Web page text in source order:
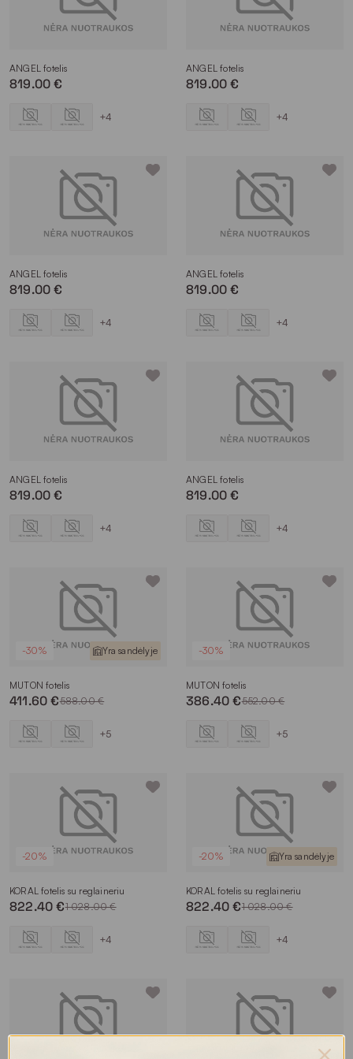
ANGEL fotelis
819.00 €
+4
ANGEL fotelis
819.00 €
+4
ANGEL fotelis
819.00 €
+4
ANGEL fotelis
819.00 €
+4
ANGEL fotelis
819.00 €
+4
ANGEL fotelis
819.00 €
+4
-30% Yra sandėlyje
MUTON fotelis
411.60 €588.00 €
+5
-30%
MUTON fotelis
386.40 €552.00 €
+5
-20%
KORAL fotelis su reglaineriu
822.40 €1 028.00 €
+4
-20% Yra sandėlyje
KORAL fotelis su reglaineriu
822.40 €1 028.00 €
+4